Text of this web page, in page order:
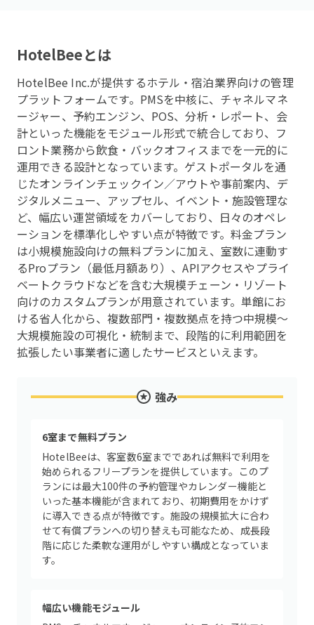
HotelBeeとは
HotelBee Inc.が提供するホテル・宿泊業界向けの管理
プラットフォームです。PMSを中核に、チャネルマネ
ージャー、予約エンジン、POS、分析・レポート、会
計といった機能をモジュール形式で統合しており、フ
ロント業務から飲食・バックオフィスまでを一元的に
運用できる設計となっています。ゲストポータルを通
じたオンラインチェックイン／アウトや事前案内、デ
ジタルメニュー、アップセル、イベント・施設管理な
ど、幅広い運営領域をカバーしており、日々のオペレ
ーションを標準化しやすい点が特徴です。料金プラン
は小規模施設向けの無料プランに加え、室数に連動す
るProプラン（最低月額あり）、APIアクセスやプライ
ベートクラウドなどを含む大規模チェーン・リゾート
向けのカスタムプランが用意されています。単館にお
ける省人化から、複数部門・複数拠点を持つ中規模〜
大規模施設の可視化・統制まで、段階的に利用範囲を
拡張したい事業者に適したサービスといえます。
強み
6室まで無料プラン
HotelBeeは、客室数6室までであれば無料で利用を
始められるフリープランを提供しています。このプ
ランには最大100件の予約管理やカレンダー機能と
いった基本機能が含まれており、初期費用をかけず
に導入できる点が特徴です。施設の規模拡大に合わ
せて有償プランへの切り替えも可能なため、成長段
階に応じた柔軟な運用がしやすい構成となっていま
す。
幅広い機能モジュール